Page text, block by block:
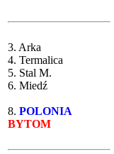
3. Arka
4. Termalica
5. Stal M.
6. Miedź
8. POLONIA
BYTOM